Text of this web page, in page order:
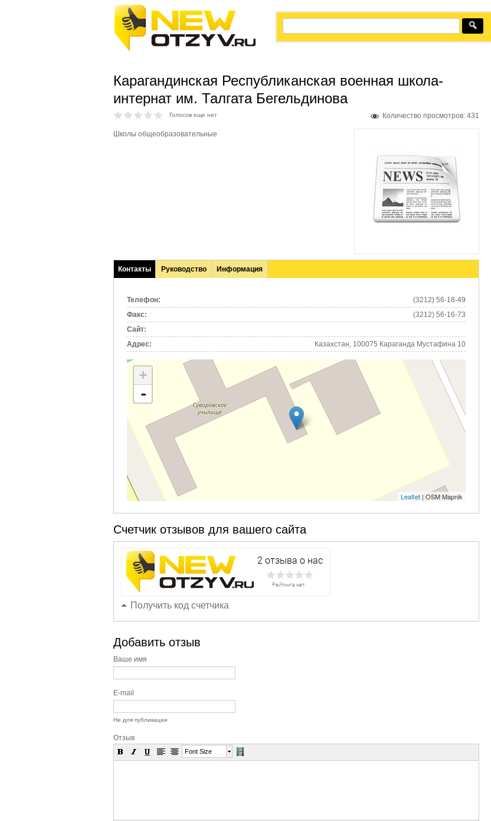
Карагандинская Республиканская военная школа-
интернат им. Талгата Бегельдинова
Количество просмотров: 431
Голосов еще нет
Школы общеобразовательные
Контакты
(активная
Руководство Информация
Телефон:
(3212) 56-18-49
Факс:
(3212) 56-16-73
Сайт:
Адрес:
Казахстан, 100075 Караганда Мустафина 10
+
-
Leaflet | OSM Mapnik
Счетчик отзывов для вашего сайта
Получить код счетчика
Добавить отзыв
Ваше имя
E-mail
Не для публикации
Отзыв
Font Size